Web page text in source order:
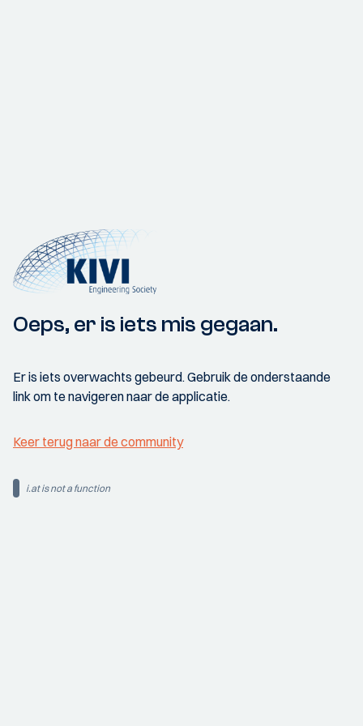
Oeps, er is iets mis gegaan.
Er is iets overwachts gebeurd. Gebruik de onderstaande
link om te navigeren naar de applicatie.
Keer terug naar de community
i.at is not a function